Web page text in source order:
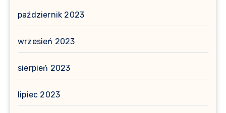
październik 2023
wrzesień 2023
sierpień 2023
lipiec 2023